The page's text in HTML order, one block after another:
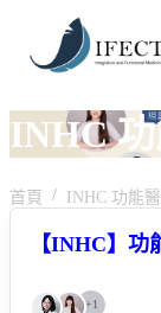
INHC
首頁 INHC 功能
【INHC】功
+1